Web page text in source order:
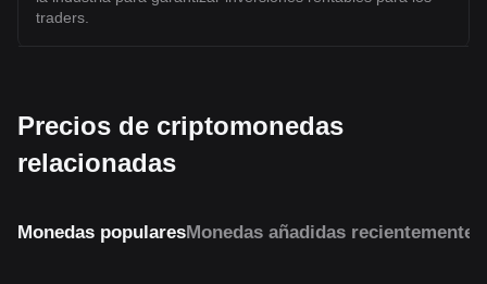
traders.
Precios de criptomonedas
relacionadas
Monedas popularesMonedas añadidas recientemente